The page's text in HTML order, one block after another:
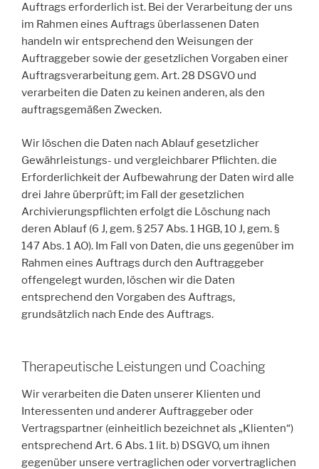
Auftrags erforderlich ist. Bei der Verarbeitung der uns
im Rahmen eines Auftrags überlassenen Daten
handeln wir entsprechend den Weisungen der
Auftraggeber sowie der gesetzlichen Vorgaben einer
Auftragsverarbeitung gem. Art. 28 DSGVO und
verarbeiten die Daten zu keinen anderen, als den
auftragsgemäßen Zwecken.
Wir löschen die Daten nach Ablauf gesetzlicher
Gewährleistungs- und vergleichbarer Pflichten. die
Erforderlichkeit der Aufbewahrung der Daten wird alle
drei Jahre überprüft; im Fall der gesetzlichen
Archivierungspflichten erfolgt die Löschung nach
deren Ablauf (6 J, gem. § 257 Abs. 1 HGB, 10 J, gem. §
147 Abs. 1 AO). Im Fall von Daten, die uns gegenüber im
Rahmen eines Auftrags durch den Auftraggeber
offengelegt wurden, löschen wir die Daten
entsprechend den Vorgaben des Auftrags,
grundsätzlich nach Ende des Auftrags.
Therapeutische Leistungen und Coaching
Wir verarbeiten die Daten unserer Klienten und
Interessenten und anderer Auftraggeber oder
Vertragspartner (einheitlich bezeichnet als „Klienten“)
entsprechend Art. 6 Abs. 1 lit. b) DSGVO, um ihnen
gegenüber unsere vertraglichen oder vorvertraglichen